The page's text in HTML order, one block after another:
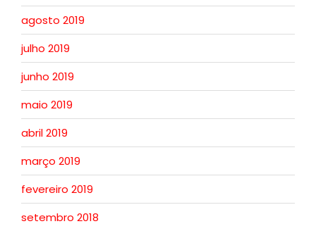
agosto 2019
julho 2019
junho 2019
maio 2019
abril 2019
março 2019
fevereiro 2019
setembro 2018